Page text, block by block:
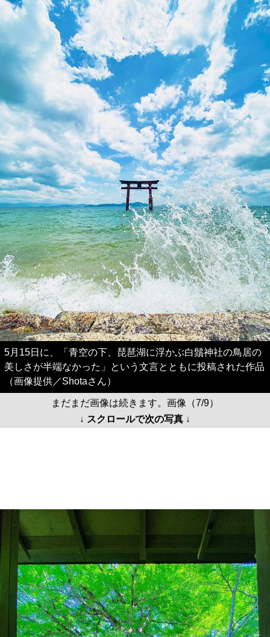
5月15日に、「青空の下、琵琶湖に浮かぶ白鬚神社の鳥居の
美しさが半端なかった」という文言とともに投稿された作品
（画像提供／Shotaさん）
まだまだ画像は続きます。画像（7/9）
↓ スクロールで次の写真 ↓